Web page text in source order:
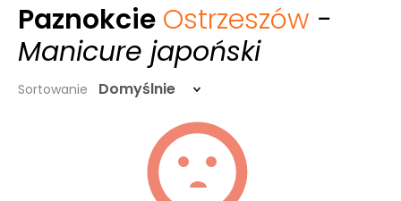
Paznokcie Ostrzeszów -
Manicure japoński
Sortowanie Domyślnie